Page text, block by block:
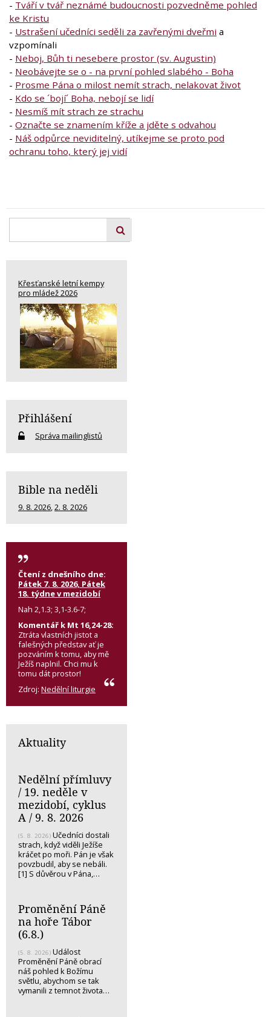
- Tváří v tvář neznámé budoucnosti pozvedněme pohled
ke Kristu
- Ustrašení učedníci seděli za zavřenými dveřmi a
vzpomínali
- Neboj, Bůh ti nesebere prostor (sv. Augustin)
- Neobávejte se o - na první pohled slabého - Boha
- Prosme Pána o milost nemít strach, nelakovat život
- Kdo se ´bojí´ Boha, nebojí se lidí
- Nesmíš mít strach ze strachu
- Označte se znamením kříže a jděte s odvahou
- Náš odpůrce neviditelný, utíkejme se proto pod
ochranu toho, který jej vidí
Křesťanské letní kempy
pro mládež 2026
Přihlášení
Správa mailinglistů
Bible na neděli
9. 8. 2026,2. 8. 2026
Čtení z dnešního dne:
Pátek 7. 8. 2026, Pátek
18. týdne v mezidobí
Nah 2,1.3; 3,1-3.6-7;
Komentář k Mt 16,24-28:
Ztráta vlastních jistot a
falešných představ ať je
pozváním k tomu, aby mě
Ježíš naplnil. Chci mu k
tomu dát prostor!
Zdroj: Nedělní liturgie
Aktuality
Nedělní přímluvy
/ 19. neděle v
mezidobí, cyklus
A / 9. 8. 2026
(5. 8. 2026) Učedníci dostali
strach, když viděli Ježíše
kráčet po moři. Pán je však
povzbudil, aby se nebáli.
[1] S důvěrou v Pána,…
Proměnění Páně
na hoře Tábor
(6.8.)
(5. 8. 2026) Událost
Proměnění Páně obrací
náš pohled k Božímu
světlu, abychom se tak
vymanili z temnot života…